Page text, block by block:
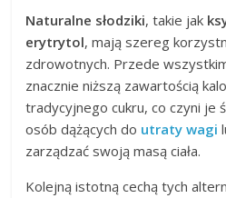
Naturalne słodziki, takie jak
erytrytol, mają szereg
zdrowotnych. Przede
znacznie niższą zawartością
tradycyjnego cukru, co czyni je
osób dążących do utraty wagi
zarządzać swoją masą ciała.
Kolejną istotną cechą tych